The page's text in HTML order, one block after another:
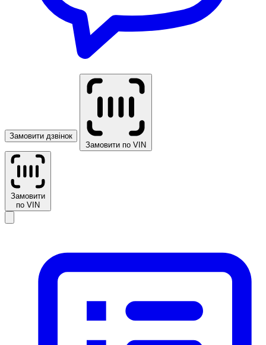
Замовити дзвінок
Замовити по VIN
Замовити
по VIN